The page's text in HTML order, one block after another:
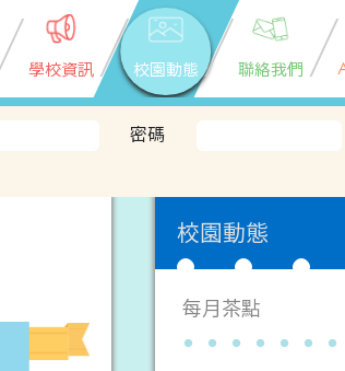
學校資訊 校園動態 聯絡我們
密碼
校園動態
每月茶點